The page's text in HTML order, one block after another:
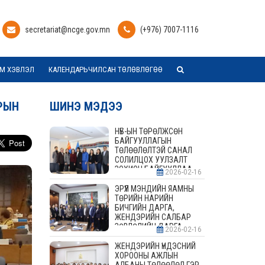
secretariat@ncge.gov.mn (+976) 7007-1116
ХЭВЛЭЛ КАЛЕНДАРЬЧИЛСАН ТӨЛӨВЛӨГӨӨ
ШИНЭ МЭДЭЭ
НҮБ-ЫН ТӨРӨЛЖСӨН
БАЙГУУЛЛАГЫН
ТӨЛӨӨЛӨЛТЭЙ САНАЛ
СОЛИЛЦОХ УУЛЗАЛТ
ЗОХИОН БАЙГУУЛЛАА
2026-02-16
ЭРҮҮЛ МЭНДИЙН ЯАМНЫ
ТӨРИЙН НАРИЙН
БИЧГИЙН ДАРГА,
ЖЕНДЭРИЙН САЛБАР
ЗӨВЛӨЛИЙН ДАРГА,
ГИШҮҮДТЭЙ УУЛЗАЛТ
ЗОХИОН БАЙГУУЛАВ
2026-02-16
ЖЕНДЭРИЙН ҮНДЭСНИЙ
ХОРООНЫ АЖЛЫН